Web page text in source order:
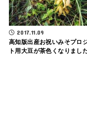
2017.11.09
高知版出産お祝いみそプロ
ト用大豆が茶色くなりまし